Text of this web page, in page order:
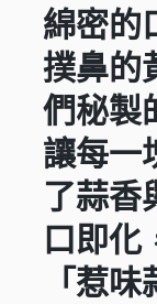
綿密的
撲鼻的
們秘製
讓每一
了蒜香
口即化
「惹